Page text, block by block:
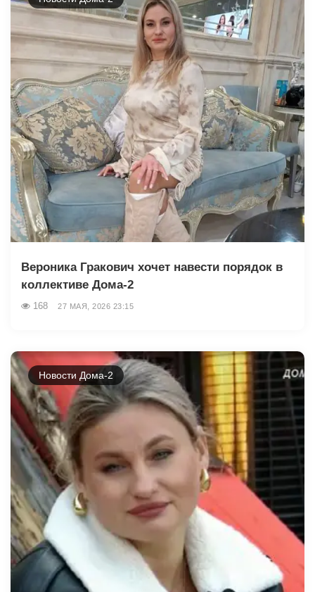
Вероника Гракович хочет навести порядок в
коллективе Дома-2
168 27 МАЯ, 2026 23:15
Новости Дома-2